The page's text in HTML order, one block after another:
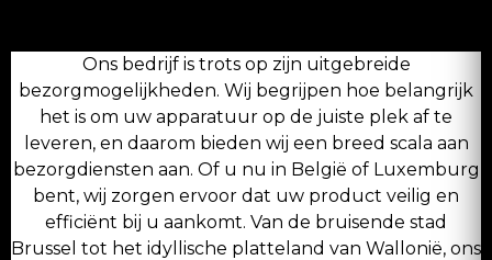
Ons bedrijf is trots op zijn uitgebreide
bezorgmogelijkheden. Wij begrijpen hoe belangrijk
het is om uw apparatuur op de juiste plek af te
leveren, en daarom bieden wij een breed scala aan
bezorgdiensten aan. Of u nu in België of Luxemburg
bent, wij zorgen ervoor dat uw product veilig en
efficiënt bij u aankomt. Van de bruisende stad
Brussel tot het idyllische platteland van Wallonië, ons